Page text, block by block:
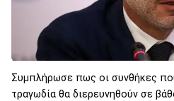
Συμπλήρωσε πως οι συνθήκες
τραγωδία θα διερευνηθούν σε